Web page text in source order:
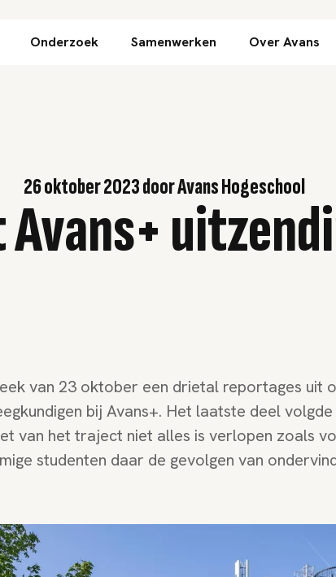
Direct naar inhoud
Onderzoek Samenwerken Over Avans
26 oktober 2023doorAvans Hogeschool
van 23 oktober een drietal reportages uit
bij Avans+. Het laatste deel
van het traject niet alles is verlopen zoals
studenten daar de gevolgen van